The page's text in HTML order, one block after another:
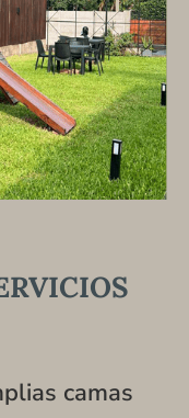
camas